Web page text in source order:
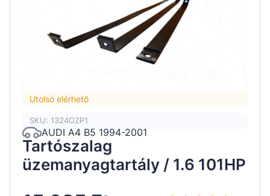
Utolsó elérhető
SKU: 1324OZP1
AUDI A4 B5 1994-2001
Tartószalag
üzemanyagtartály / 1.6 101HP